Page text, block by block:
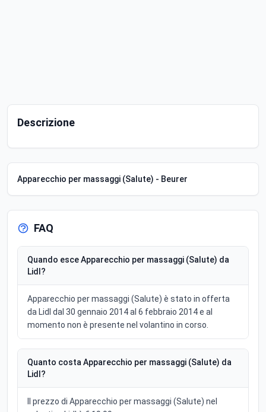
Descrizione
Apparecchio per massaggi (Salute) - Beurer
FAQ
Quando esce Apparecchio per massaggi (Salute) da
Lidl?
Apparecchio per massaggi (Salute) è stato in offerta
da Lidl dal 30 gennaio 2014 al 6 febbraio 2014 e al
momento non è presente nel volantino in corso.
Quanto costa Apparecchio per massaggi (Salute) da
Lidl?
Il prezzo di Apparecchio per massaggi (Salute) nel